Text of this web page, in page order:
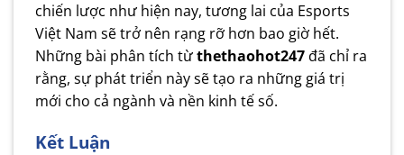
chiến lược như hiện nay, tương lai của Esports
Việt Nam sẽ trở nên rạng rỡ hơn bao giờ hết.
Những bài phân tích từthethaohot247đã chỉ ra
rằng, sự phát triển này sẽ tạo ra những giá trị
mới cho cả ngành và nền kinh tế số.
Kết Luận